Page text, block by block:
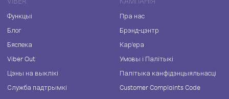
Функцыі
Блог
Бяспека
Viber Out
Цэны на выклікі
Служба падтрымкі
Пра нас
Брэнд-цэнтр
Кар'ера
Умовы і Палітыкі
Палітыка канфідэнцыяльнасці
Customer Complaints Code